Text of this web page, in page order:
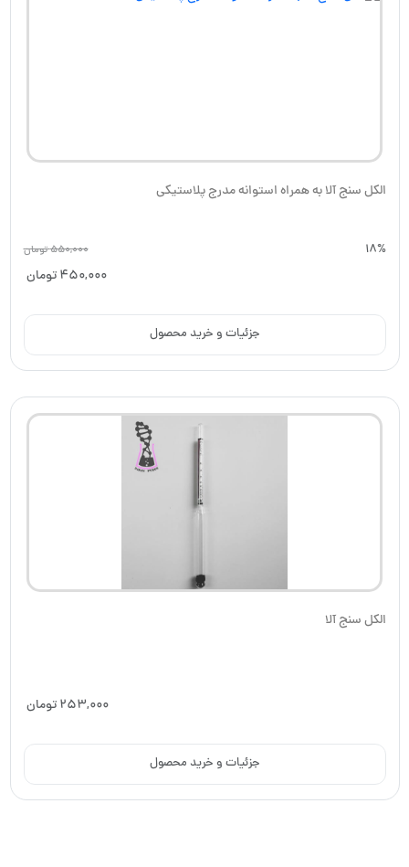
الکل سنج آلا به همراه استوانه مدرج پلاستیکی
18%
550,000تومان
450,000تومان
جزئیات و خرید محصول
الکل سنج آلا
253,000تومان
جزئیات و خرید محصول